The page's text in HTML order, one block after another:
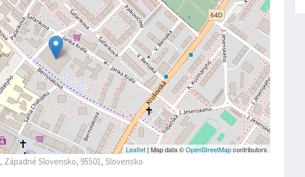
Leaflet| Map data ©OpenStreetMapcontributors
Slovensko, 95501, Slovensko